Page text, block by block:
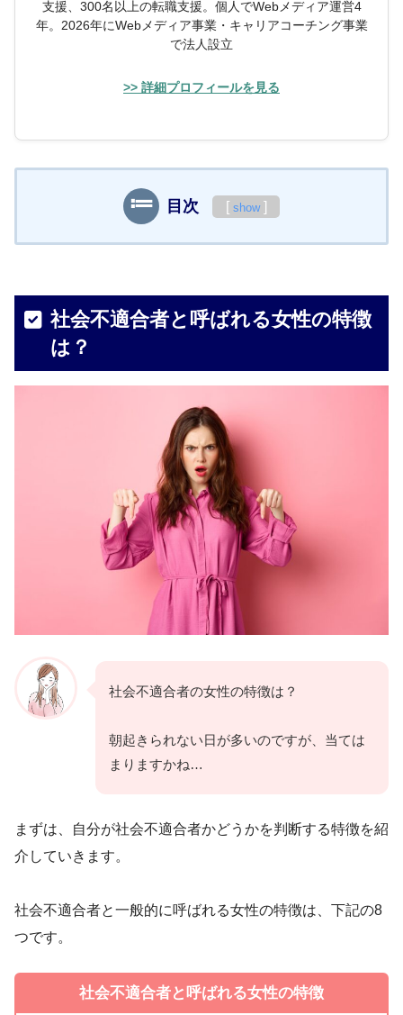
支援、300名以上の転職支援。個人でWebメディア運営4
年。2026年にWebメディア事業・キャリアコーチング事業
で法人設立
>> 詳細プロフィールを見る
目次 [ show ]
社会不適合者と呼ばれる女性の特徴
は？
社会不適合者の女性の特徴は？
朝起きられない日が多いのですが、当ては
まりますかね…
まずは、自分が社会不適合者かどうかを判断する特徴を紹
介していきます。
社会不適合者と一般的に呼ばれる女性の特徴は、下記の8
つです。
社会不適合者と呼ばれる女性の特徴